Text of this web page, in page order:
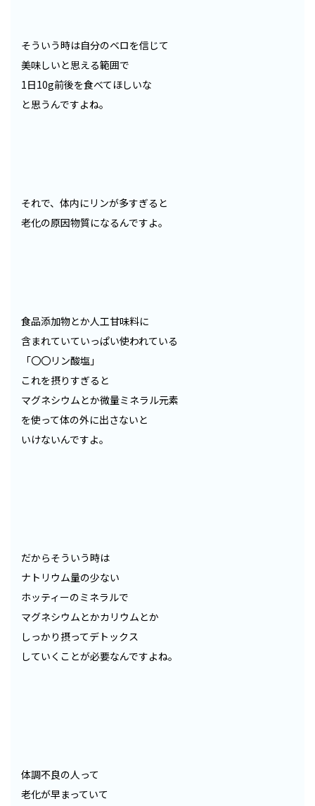
そういう時は自分のベロを信じて
美味しいと思える範囲で
1日10g前後を食べてほしいな
と思うんですよね。
それで、体内にリンが多すぎると
老化の原因物質になるんですよ。
食品添加物とか人工甘味料に
含まれていていっぱい使われている
「〇〇リン酸塩」
これを摂りすぎると
マグネシウムとか微量ミネラル元素
を使って体の外に出さないと
いけないんですよ。
だからそういう時は
ナトリウム量の少ない
ホッティーのミネラルで
マグネシウムとかカリウムとか
しっかり摂ってデトックス
していくことが必要なんですよね。
体調不良の人って
老化が早まっていて